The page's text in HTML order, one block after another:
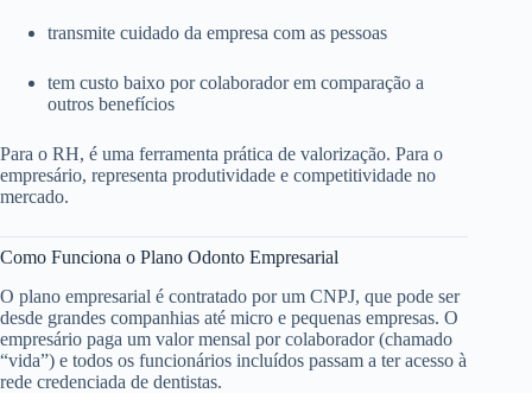
transmite cuidado da empresa com as pessoas
tem custo baixo por colaborador em comparação a
outros benefícios
Para o RH, é uma ferramenta prática de valorização. Para o
empresário, representa produtividade e competitividade no
mercado.
Como Funciona o Plano Odonto Empresarial
O plano empresarial é contratado por um CNPJ, que pode ser
desde grandes companhias até micro e pequenas empresas. O
empresário paga um valor mensal por colaborador (chamado
“vida”) e todos os funcionários incluídos passam a ter acesso à
rede credenciada de dentistas.